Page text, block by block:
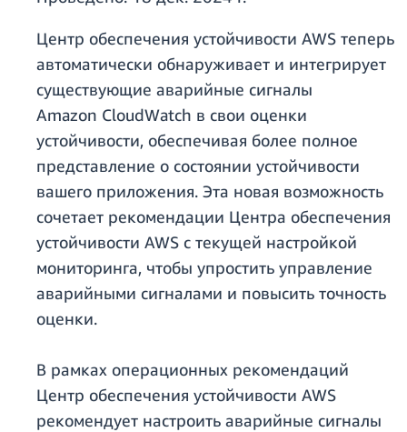
Центр обеспечения устойчивости AWS теперь
автоматически обнаруживает и интегрирует
существующие аварийные сигналы
Amazon CloudWatch в свои оценки
устойчивости, обеспечивая более полное
представление о состоянии устойчивости
вашего приложения. Эта новая возможность
сочетает рекомендации Центра обеспечения
устойчивости AWS с текущей настройкой
мониторинга, чтобы упростить управление
аварийными сигналами и повысить точность
оценки.
В рамках операционных рекомендаций
Центр обеспечения устойчивости AWS
рекомендует настроить аварийные сигналы